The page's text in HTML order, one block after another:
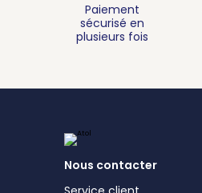
Paiement
sécurisé en
plusieurs fois
Nous contacter